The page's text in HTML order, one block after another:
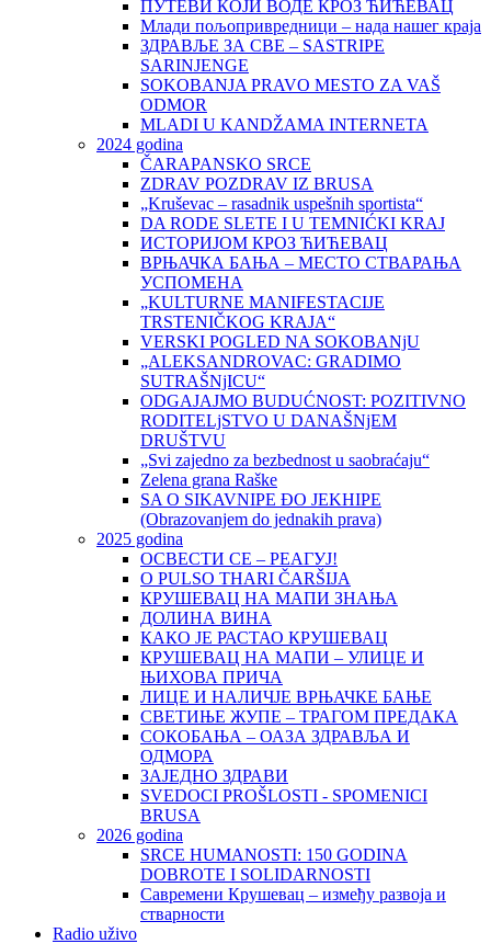
ПУТЕВИ КОЈИ ВОДЕ КРОЗ ЋИЋЕВАЦ
Млади пољопривредници – нада нашег краја
ЗДРАВЉЕ ЗА СВЕ – SASTRIPE
SARINJENGE
SOKOBANJA PRAVO MESTO ZA VAŠ
ODMOR
MLADI U KANDŽAMA INTERNETA
2024 godina
ČARAPANSKO SRCE
ZDRAV POZDRAV IZ BRUSA
„Kruševac – rasadnik uspešnih sportista“
DA RODE SLETE I U TEMNIĆKI KRAJ
ИСТОРИЈОМ КРОЗ ЋИЋЕВАЦ
ВРЊАЧКА БАЊА – МЕСТО СТВАРАЊА
УСПОМЕНА
„KULTURNE MANIFESTACIJE
TRSTENIČKOG KRAJA“
VERSKI POGLED NA SOKOBANjU
„ALEKSANDROVAC: GRADIMO
SUTRAŠNjICU“
ODGAJAJMO BUDUĆNOST: POZITIVNO
RODITELjSTVO U DANAŠNjEM
DRUŠTVU
„Svi zajedno za bezbednost u saobraćaju“
Zelena grana Raške
SA O SIKAVNIPE ĐO JEKHIPE
(Obrazovanjem do jednakih prava)
2025 godina
ОСВЕСТИ СЕ – РЕАГУЈ!
O PULSO THARI ČARŠIJA
КРУШЕВАЦ НА МАПИ ЗНАЊА
ДОЛИНА ВИНА
КАКО ЈЕ РАСТАО КРУШЕВАЦ
КРУШЕВАЦ НА МАПИ – УЛИЦЕ И
ЊИХОВА ПРИЧА
ЛИЦЕ И НАЛИЧЈЕ ВРЊАЧКЕ БАЊЕ
СВЕТИЊЕ ЖУПЕ – ТРАГОМ ПРЕДАКА
СОКОБАЊА – ОАЗА ЗДРАВЉА И
ОДМОРА
ЗАЈЕДНО ЗДРАВИ
SVEDOCI PROŠLOSTI - SPOMENICI
BRUSA
2026 godina
SRCE HUMANOSTI: 150 GODINA
DOBROTE I SOLIDARNOSTI
Савремени Крушевац – између развоја и
стварности
Radio uživo